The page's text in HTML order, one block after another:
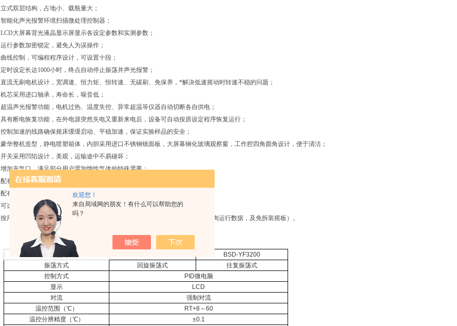
欢迎您！
来自局域网的朋友！有什么可以帮助您的
吗？
立式双层结构，占地小、载瓶量大；
智能化声光报警环境扫描微处理控制器；
LCD大屏幕背光液晶显示屏显示各设定参数和实测参数；
运行参数加密锁定，避免人为误操作；
曲线控制，可编程程序设计，可设置十段；
定时设定长达1000小时，终点自动停止振荡并声光报警；
直流无刷电机设计，宽调速、恒力矩、恒转速、无碳刷、免保养，*解决低速摇动时转速不稳的问题；
机芯采用进口轴承，寿命长，噪音低；
超温声光报警功能，电机过热、温度失控、异常超温等仪器自动切断各自供电；
具有断电恢复功能，在外电源突然失电又重新来电后，设备可自动按原设定程序恢复运行；
控制加速的线路确保摇床缓缓启动、平稳加速，保证实验样品的安全；
豪华整机造型，静电喷塑箱体，内胆采用进口不锈钢镜面板，大屏幕钢化玻璃观察窗，工作腔四角圆角设计，便于清洁；
开关采用凹陷设计，美观，运输途中不易碰坏；
增加充气口，满足部分用户需加惰性气体的特殊需要；
配有独立限温开关及门开关，保证安全；
配有门锁，防止闲人乱开门，导致实验终止；
可选用*创意的摇板设计，更换瓶夹特别方便，大大简化瓶夹更换过程；
按用户需要，可分为常规配置
接口及配套软件，方便查询运行数据，及免拆装摇板）。
产品型号
BSD-YF3200
振荡方式
回旋振荡式
往复振荡式
控制方式
PID微电脑
显示
LCD
对流
强制对流
温控范围（℃）
RT+8～60
温控分辨精度（℃）
±0.1